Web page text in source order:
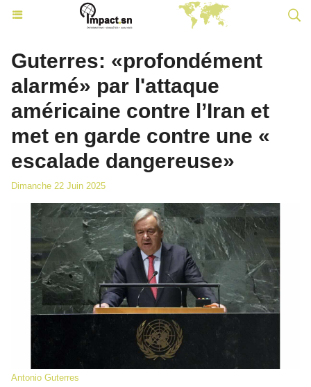
Guterres: «profondément
alarmé» par l'attaque
américaine contre l’Iran et
met en garde contre une «
escalade dangereuse»
Dimanche 22 Juin 2025
Antonio Guterres